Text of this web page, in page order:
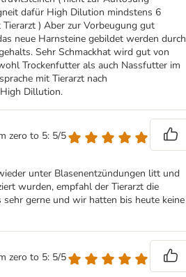
dafür High Dilution mindstens 6
) Aber zur Vorbeugung gut
neue Harnsteine gebildet werden durch
Sehr Schmackhat wird gut von
Trockenfutter als auch Nassfutter im
mit Tierarzt nach
Dillution.
zero to 5: 5/5
unter Blasenentzündungen litt und
wurden, empfahl der Tierarzt die
gerne und wir hatten bis heute keine
zero to 5: 5/5